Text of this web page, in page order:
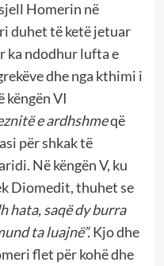
Homerin në
duhet të ketë jetuar
ka ndodhur lufta e
dhe nga kthimi i
këngën VI
e ardhshmeqë
për shkak të
Në këngën V, ku
Diomedit, thuhet se
hata, saqë dy burra
ta luajnë”. Kjo dhe
flet për kohë dhe